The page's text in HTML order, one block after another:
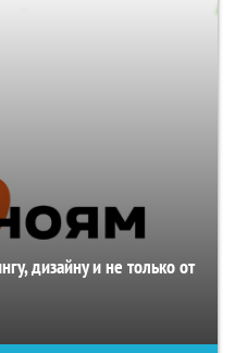
дизайну и не только от